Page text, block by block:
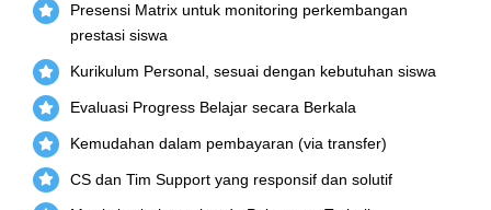
Presensi Matrix untuk monitoring perkembangan
prestasi siswa
Kurikulum Personal, sesuai dengan kebutuhan siswa
Evaluasi Progress Belajar secara Berkala
Kemudahan dalam pembayaran (via transfer)
CS dan Tim Support yang responsif dan solutif